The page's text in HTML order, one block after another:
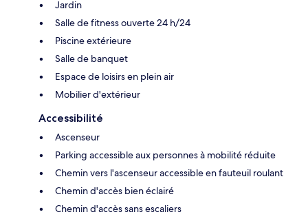
Jardin
Salle de fitness ouverte 24 h/24
Piscine extérieure
Salle de banquet
Espace de loisirs en plein air
Mobilier d'extérieur
Accessibilité
Ascenseur
Parking accessible aux personnes à mobilité réduite
Chemin vers l'ascenseur accessible en fauteuil roulant
Chemin d'accès bien éclairé
Chemin d'accès sans escaliers